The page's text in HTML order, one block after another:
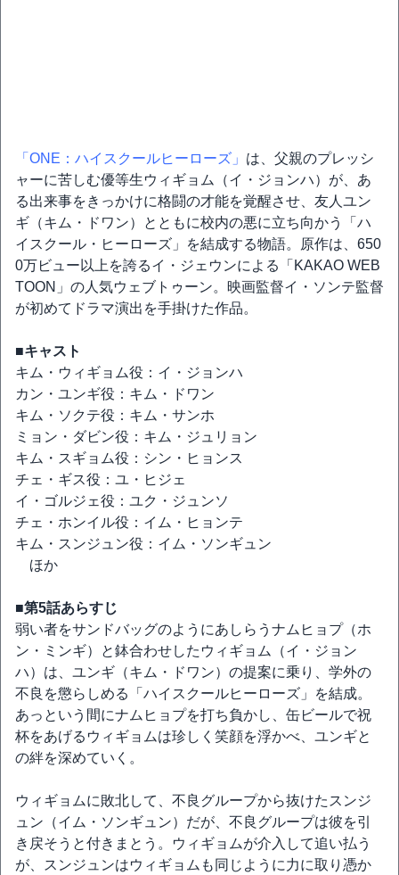
「ONE：ハイスクールヒーローズ」 は、父親のプレッシ
ャーに苦しむ優等生ウィギョム（イ・ジョンハ）が、あ
る出来事をきっかけに格闘の才能を覚醒させ、友人ユン
ギ（キム・ドワン）とともに校内の悪に立ち向かう「ハ
イスクール・ヒーローズ」を結成する物語。原作は、650
0万ビュー以上を誇るイ・ジェウンによる「KAKAO WEB
TOON」の人気ウェブトゥーン。映画監督イ・ソンテ監督
が初めてドラマ演出を手掛けた作品。
■キャスト
キム・ウィギョム役：イ・ジョンハ
カン・ユンギ役：キム・ドワン
キム・ソクテ役：キム・サンホ
ミョン・ダビン役：キム・ジュリョン
キム・スギョム役：シン・ヒョンス
チェ・ギス役：ユ・ヒジェ
イ・ゴルジェ役：ユク・ジュンソ
チェ・ホンイル役：イム・ヒョンテ
キム・スンジュン役：イム・ソンギュン
ほか
■第5話あらすじ
弱い者をサンドバッグのようにあしらうナムヒョプ（ホ
ン・ミンギ）と鉢合わせしたウィギョム（イ・ジョン
ハ）は、ユンギ（キム・ドワン）の提案に乗り、学外の
不良を懲らしめる「ハイスクールヒーローズ」を結成。
あっという間にナムヒョプを打ち負かし、缶ビールで祝
杯をあげるウィギョムは珍しく笑顔を浮かべ、ユンギと
の絆を深めていく。
ウィギョムに敗北して、不良グループから抜けたスンジ
ュン（イム・ソンギュン）だが、不良グループは彼を引
き戻そうと付きまとう。ウィギョムが介入して追い払う
が、スンジュンはウィギョムも同じように力に取り憑か